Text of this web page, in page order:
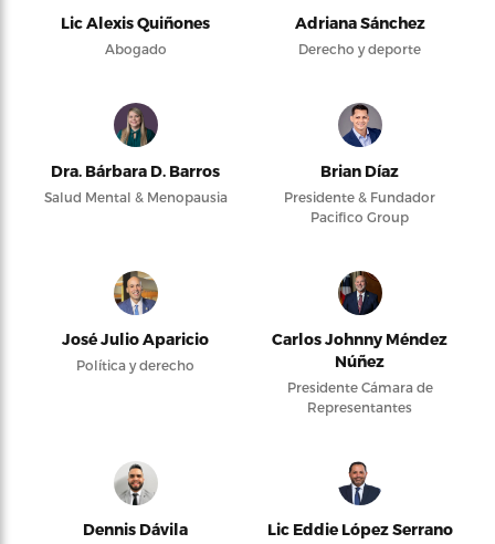
Lic Alexis Quiñones
Abogado
Adriana Sánchez
Derecho y deporte
Dra. Bárbara D. Barros
Salud Mental & Menopausia
Brian Díaz
Presidente & Fundador
Pacifico Group
José Julio Aparicio
Política y derecho
Carlos Johnny Méndez
Núñez
Presidente Cámara de
Representantes
Dennis Dávila Lic Eddie López Serrano